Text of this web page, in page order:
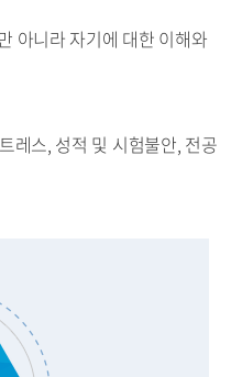
아니라 자기에 대한 이해와
레스, 성적 및 시험불안, 전공